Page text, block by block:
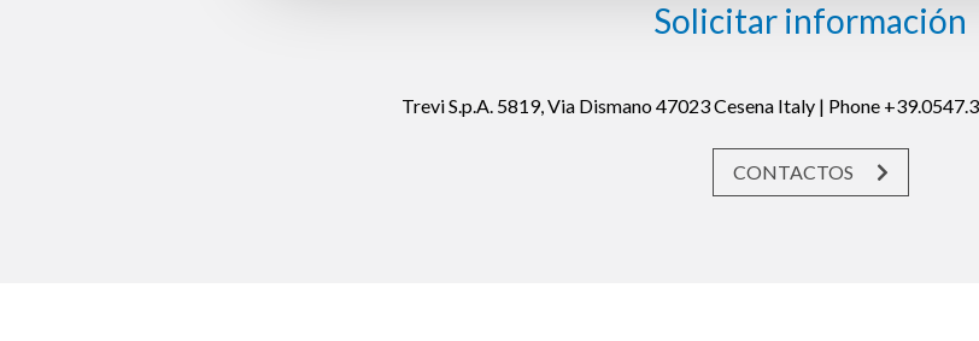
Solicitar información
Trevi S.p.A. 5819, Via Dismano 47023 Cesena Italy | Phone
CONTACTOS